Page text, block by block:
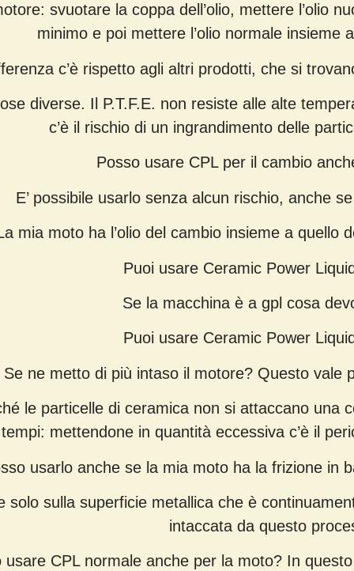
svuotare la coppa dell’olio, mettere l’olio
minimo e poi mettere l’olio normale insieme
c’è rispetto agli altri prodotti, che si
diverse. Il P.T.F.E. non resiste alle alte
c’è il rischio di un ingrandimento delle
Posso usare CPL per il cambio
E’ possibile usarlo senza alcun rischio, anche
mia moto ha l’olio del cambio insieme a quello
Puoi usare Ceramic Power
Se la macchina è a gpl cosa
Puoi usare Ceramic Power
Se ne metto di più intaso il motore? Questo vale
le particelle di ceramica non si attaccano una
mettendone in quantità eccessiva c’è il
usarlo anche se la mia moto ha la frizione in
solo sulla superficie metallica che è
intaccata da questo
usare CPL normale anche per la moto? In